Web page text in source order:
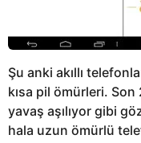
Şu anki akıllı
kısa pil ömürleri.
yavaş aşılıyor gibi
hala uzun ömürlü